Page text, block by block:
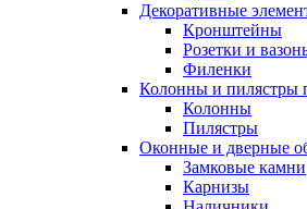
Декоративные
Кронштейны
Розетки и
Филенки
Колонны и пилястры
Колонны
Пилястры
Оконные и дверные
Замковые камни
Карнизы